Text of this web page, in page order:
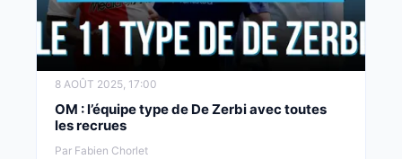
8 AOÛT 2025, 17:00
OM : l’équipe type de De Zerbi avec toutes
les recrues
Par Fabien Chorlet